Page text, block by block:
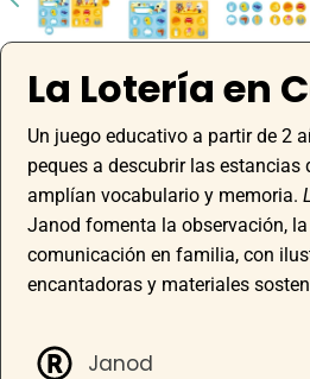
La Lotería en
Un juego educativo a partir de 2
peques a descubrir las estancias
amplían vocabulario y memoria.
Janod fomenta la observación,
comunicación en familia, con
encantadoras y materiales
Janod